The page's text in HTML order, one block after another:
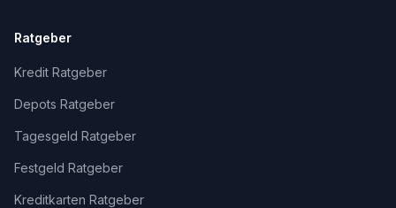
Ratgeber
Kredit Ratgeber
Depots Ratgeber
Tagesgeld Ratgeber
Festgeld Ratgeber
Kreditkarten Ratgeber